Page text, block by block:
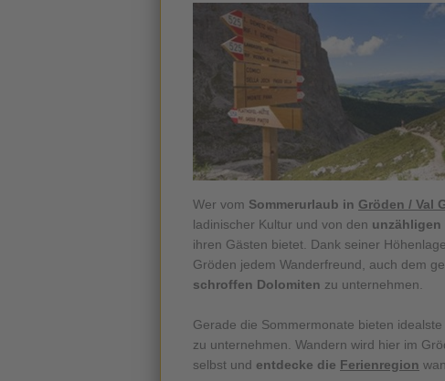
Wer vom Sommerurlaub in Gröden / Val
ladinischer Kultur und von den unzähligen
ihren Gästen bietet. Dank seiner
Gröden jedem Wanderfreund, auch dem
schroffen Dolomiten zu unternehmen.
Gerade die Sommermonate bieten
zu unternehmen. Wandern wird hier im
selbst und entdecke die Ferienregion